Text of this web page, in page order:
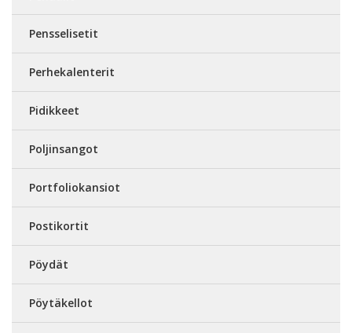
Pensselisetit
Perhekalenterit
Pidikkeet
Poljinsangot
Portfoliokansiot
Postikortit
Pöydät
Pöytäkellot